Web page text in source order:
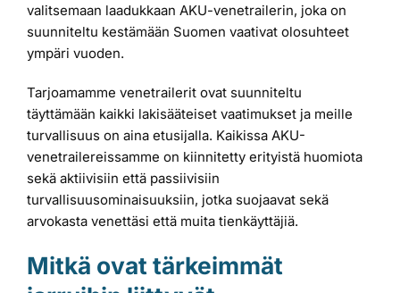
valitsemaan laadukkaan AKU-venetrailerin, joka on
suunniteltu kestämään Suomen vaativat olosuhteet
ympäri vuoden.
Tarjoamamme venetrailerit ovat suunniteltu
täyttämään kaikki lakisääteiset vaatimukset ja meille
turvallisuus on aina etusijalla. Kaikissa AKU-
venetrailereissamme on kiinnitetty erityistä huomiota
sekä aktiivisiin että passiivisiin
turvallisuusominaisuuksiin, jotka suojaavat sekä
arvokasta venettäsi että muita tienkäyttäjiä.
Mitkä ovat tärkeimmät